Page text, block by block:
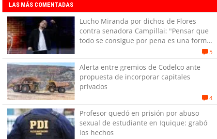
LAS MÁS COMENTADAS
Lucho Miranda por dichos de Flores
contra senadora Campillai: "Pensar que
todo se consigue por pena es una forma
5
Alerta entre gremios de Codelco ante
propuesta de incorporar capitales
privados
4
Profesor quedó en prisión por abuso
sexual de estudiante en Iquique: grabó
los hechos